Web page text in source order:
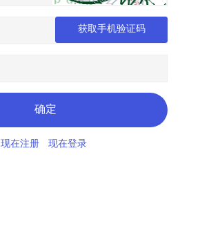
获取手机验证码
确定
现在注册 现在登录